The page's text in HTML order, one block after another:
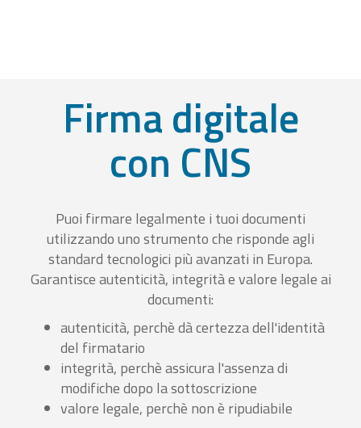
Firma digitale
con CNS
Puoi firmare legalmente i tuoi documenti
utilizzando uno strumento che risponde agli
standard tecnologici più avanzati in Europa.
Garantisce autenticità, integrità e valore legale ai
documenti:
autenticità, perchè dà certezza dell'identità
del firmatario
integrità, perchè assicura l'assenza di
modifiche dopo la sottoscrizione
valore legale, perchè non è ripudiabile